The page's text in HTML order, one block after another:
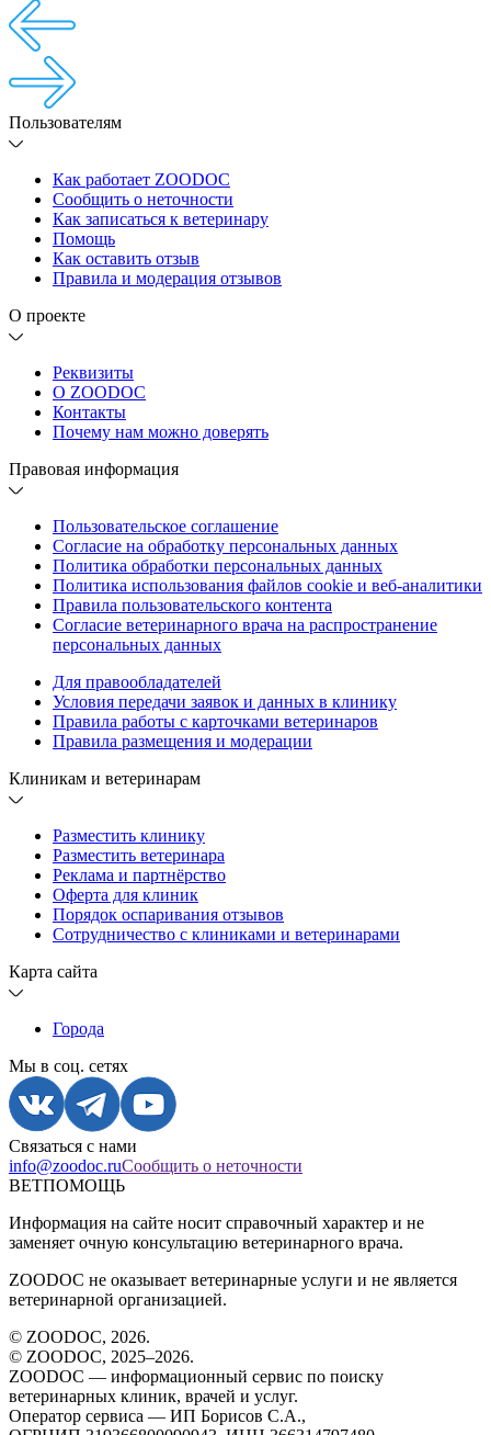
Пользователям
Как работает ZOODOC
Сообщить о неточности
Как записаться к ветеринару
Помощь
Как оставить отзыв
Правила и модерация отзывов
О проекте
Реквизиты
О ZOODOC
Контакты
Почему нам можно доверять
Правовая информация
Пользовательское соглашение
Согласие на обработку персональных данных
Политика обработки персональных данных
Политика использования файлов cookie и веб-аналитики
Правила пользовательского контента
Согласие ветеринарного врача на распространение
персональных данных
Для правообладателей
Условия передачи заявок и данных в клинику
Правила работы с карточками ветеринаров
Правила размещения и модерации
Клиникам и ветеринарам
Разместить клинику
Разместить ветеринара
Реклама и партнёрство
Оферта для клиник
Порядок оспаривания отзывов
Сотрудничество с клиниками и ветеринарами
Карта сайта
Города
Мы в соц. сетях
Связаться с нами
info@zoodoc.ruСообщить о неточности
ВЕТПОМОЩЬ
Информация на сайте носит справочный характер и не
заменяет очную консультацию ветеринарного врача.
ZOODOC не оказывает ветеринарные услуги и не является
ветеринарной организацией.
© ZOODOC, 2026.
© ZOODOC, 2025–2026.
ZOODOC — информационный сервис по поиску
ветеринарных клиник, врачей и услуг.
Оператор сервиса — ИП Борисов С.А.,